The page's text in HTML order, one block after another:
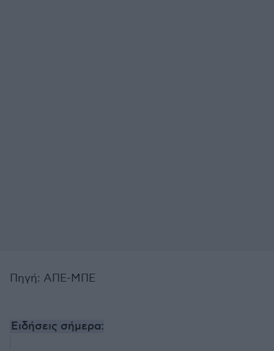
Πηγή: ΑΠΕ-ΜΠΕ
Ειδήσεις σήμερα: